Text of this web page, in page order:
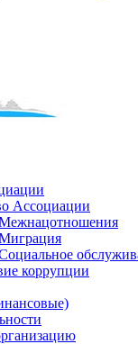
Ассоциации
Межнацотношения
коррупции